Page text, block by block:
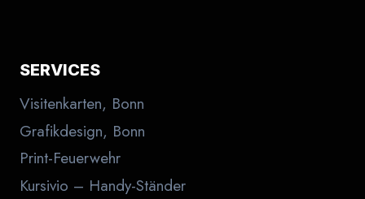
SERVICES
Visitenkarten, Bonn
Grafikdesign, Bonn
Print-Feuerwehr
Kursivio – Handy-Ständer